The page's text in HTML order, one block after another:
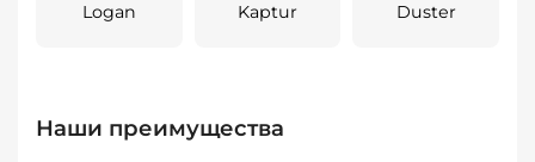
Logan Kaptur Duster
Наши преимущества